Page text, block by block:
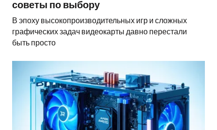
советы по выбору
В эпоху высокопроизводительных игр и сложных
графических задач видеокарты давно перестали
быть просто